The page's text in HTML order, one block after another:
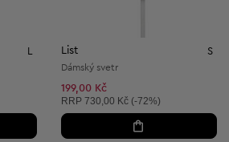
List S
Dámský svetr
199,00 Kč
Doporučená cena:
RRP 730,00 Kč (-72%)